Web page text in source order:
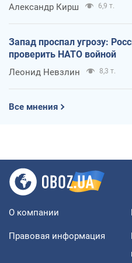
Александр Кирш 6,9 т.
Запад проспал угрозу:
проверить НАТО войной
Леонид Невзлин 8,3 т.
Все мнения
О компании
Правовая информация